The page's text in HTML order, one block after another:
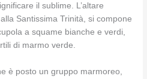
il sublime. L’altare
Santissima Trinità, si compone
a squame bianche e verdi,
di marmo verde.
è posto un gruppo marmoreo,